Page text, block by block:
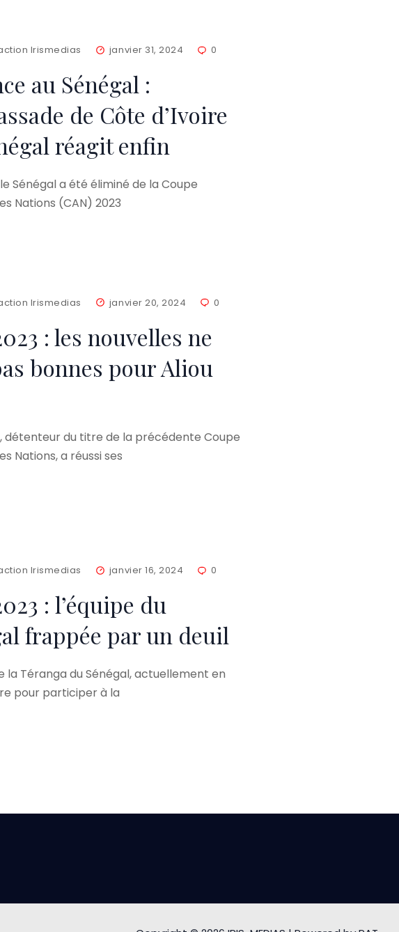
Irismedias janvier 31, 2024 0
au Sénégal :
de Côte d’Ivoire
réagit enfin
Sénégal a été éliminé de la Coupe
Nations (CAN) 2023
Irismedias janvier 20, 2024 0
: les nouvelles ne
bonnes pour Aliou
détenteur du titre de la précédente Coupe
Nations, a réussi ses
Irismedias janvier 16, 2024 0
du
frappée par un deuil
la Téranga du Sénégal, actuellement en
pour participer à la